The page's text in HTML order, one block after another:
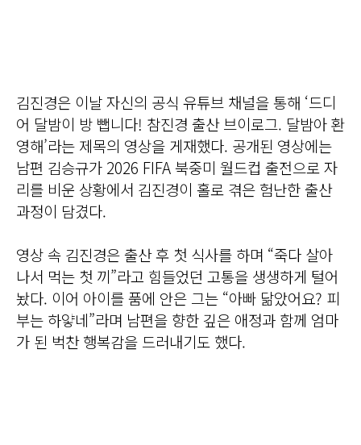
김진경은 이날 자신의 공식 유튜브 채널을 통해 ‘드디
어 달밤이 방 뺍니다! 참진경 출산 브이로그. 달밤아 환
영해’라는 제목의 영상을 게재했다. 공개된 영상에는
남편 김승규가 2026 FIFA 북중미 월드컵 출전으로 자
리를 비운 상황에서 김진경이 홀로 겪은 험난한 출산
과정이 담겼다.
영상 속 김진경은 출산 후 첫 식사를 하며 “죽다 살아
나서 먹는 첫 끼”라고 힘들었던 고통을 생생하게 털어
놨다. 이어 아이를 품에 안은 그는 “아빠 닮았어요? 피
부는 하얗네”라며 남편을 향한 깊은 애정과 함께 엄마
가 된 벅찬 행복감을 드러내기도 했다.